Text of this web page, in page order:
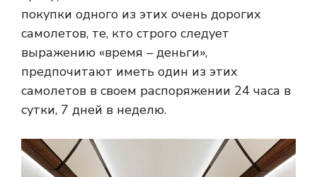
покупки одного из этих очень дорогих
самолетов, те, кто строго следует
выражению «время – деньги»,
предпочитают иметь один из этих
самолетов в своем распоряжении 24 часа в
сутки, 7 дней в неделю.